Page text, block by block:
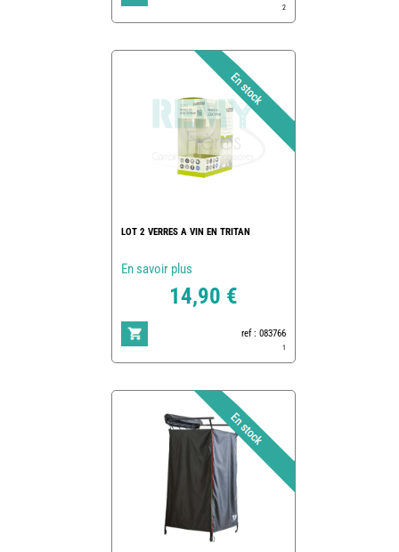
2
LOT 2 VERRES A VIN EN TRITAN
En savoir plus
14,90 €
ref : 083766
1